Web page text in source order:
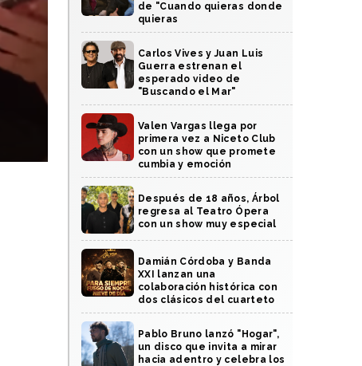
de "Cuando quieras donde
quieras
Carlos Vives y Juan Luis
Guerra estrenan el
esperado video de
"Buscando el Mar"
Valen Vargas llega por
primera vez a Niceto Club
con un show que promete
cumbia y emoción
Después de 18 años, Árbol
regresa al Teatro Ópera
con un show muy especial
Damián Córdoba y Banda
XXI lanzan una
colaboración histórica con
dos clásicos del cuarteto
Pablo Bruno lanzó "Hogar",
un disco que invita a mirar
hacia adentro y celebra los